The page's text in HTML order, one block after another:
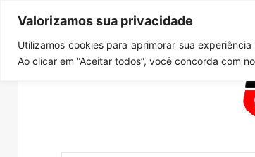
Valorizamos sua privacidade
Utilizamos cookies para aprimorar sua
Ao clicar em “Aceitar todos”, você concorda com
quinta-feira, agosto 6 2026